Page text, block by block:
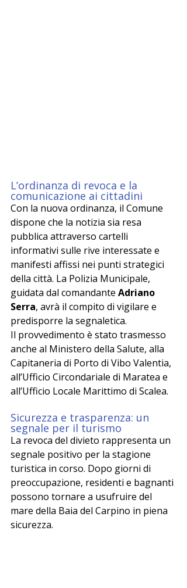
L’ordinanza di revoca e la
comunicazione ai cittadini
Con la nuova ordinanza, il Comune
dispone che la notizia sia resa
pubblica attraverso cartelli
informativi sulle rive interessate e
manifesti affissi nei punti strategici
della città. La Polizia Municipale,
guidata dal comandante Adriano
Serra, avrà il compito di vigilare e
predisporre la segnaletica.
Il provvedimento è stato trasmesso
anche al Ministero della Salute, alla
Capitaneria di Porto di Vibo Valentia,
all’Ufficio Circondariale di Maratea e
all’Ufficio Locale Marittimo di Scalea.
Sicurezza e trasparenza: un
segnale per il turismo
La revoca del divieto rappresenta un
segnale positivo per la stagione
turistica in corso. Dopo giorni di
preoccupazione, residenti e bagnanti
possono tornare a usufruire del
mare della Baia del Carpino in piena
sicurezza.